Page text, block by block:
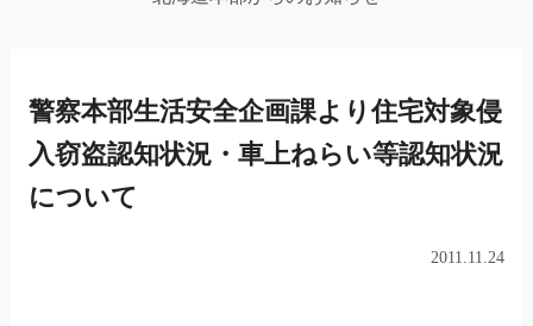
警察本部生活安全企画課より住宅対象侵
入窃盗認知状況・車上ねらい等認知状況
について
2011.11.24